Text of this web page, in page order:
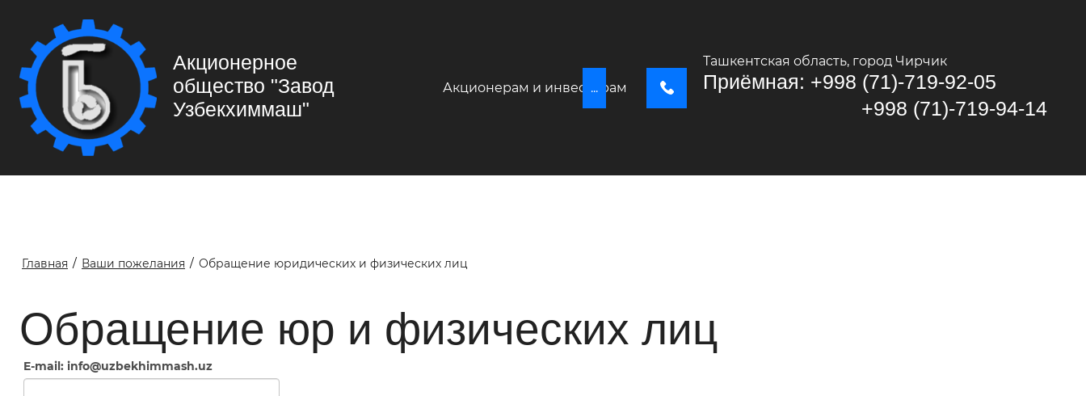
Акционерное
общество "Завод
Узбекхиммаш"
Акционерам и инвесторам
...
Ташкентская область, город Чирчик
Приёмная: +998 (71)-719-92-05
+998 (71)-719-94-14
Главная / Ваши пожелания / Обращение юридических и физических лиц
Обращение юр и физических лиц
E-mail: info@uzbekhimmash.uz